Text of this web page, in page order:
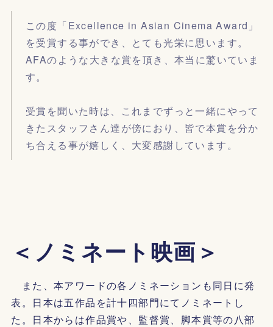
この度「Excellence in Asian Cinema Award」
を受賞する事ができ、とても光栄に思います。
AFAのような大きな賞を頂き、本当に驚いていま
す。
受賞を聞いた時は、これまでずっと一緒にやって
きたスタッフさん達が傍におり、皆で本賞を分か
ち合える事が嬉しく、大変感謝しています。
＜ノミネート映画＞
また、本アワードの各ノミネーションも同日に発
表。日本は五作品を計十四部門にてノミネートし
た。日本からは作品賞や、監督賞、脚本賞等の八部